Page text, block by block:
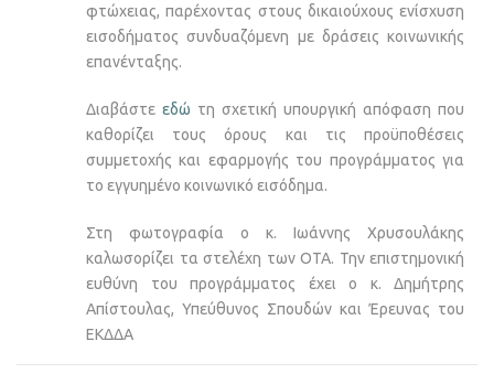
φτώχειας, παρέχοντας στους δικαιούχους ενίσχυση
εισοδήματος συνδυαζόμενη με δράσεις κοινωνικής
επανένταξης.
Διαβάστε εδώ τη σχετική υπουργική απόφαση που
καθορίζει τους όρους και τις προϋποθέσεις
συμμετοχής και εφαρμογής του προγράμματος για
το εγγυημένο κοινωνικό εισόδημα.
Στη φωτογραφία ο κ. Ιωάννης Χρυσουλάκης
καλωσορίζει τα στελέχη των ΟΤΑ. Την επιστημονική
ευθύνη του προγράμματος έχει ο κ. Δημήτρης
Απίστουλας, Υπεύθυνος Σπουδών και Έρευνας του
ΕΚΔΔΑ